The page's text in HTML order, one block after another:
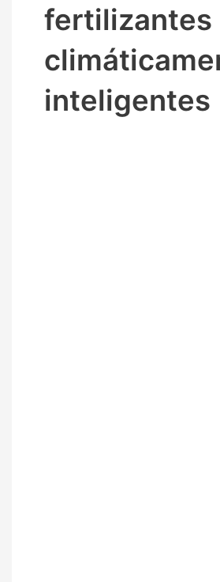
fertilizantes
inteligentes